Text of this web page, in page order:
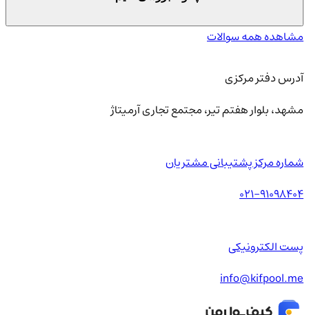
مشاهده همه سوالات
آدرس دفتر مرکزی
مشهد، بلوار هفتم تیر، مجتمع تجاری آرمیتاژ
شماره مرکز پشتیبانی مشتریان
021-91098404
پست الکترونیکی
info@kifpool.me